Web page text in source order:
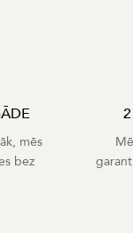
mēs
bez